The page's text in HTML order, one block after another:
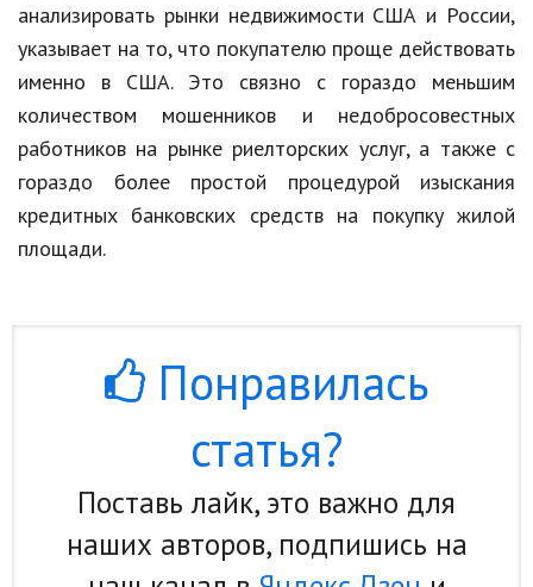
анализировать рынки недвижимости США и России,
указывает на то, что покупателю проще действовать
именно в США. Это связно с гораздо меньшим
количеством мошенников и недобросовестных
работников на рынке риелторских услуг, а также с
гораздо более простой процедурой изыскания
кредитных банковских средств на покупку жилой
площади.
Понравилась
статья?
Поставь лайк, это важно для
наших авторов, подпишись на